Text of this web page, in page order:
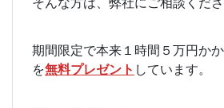
期間限定で本来１時間５万円か
を無料プレゼント しています。